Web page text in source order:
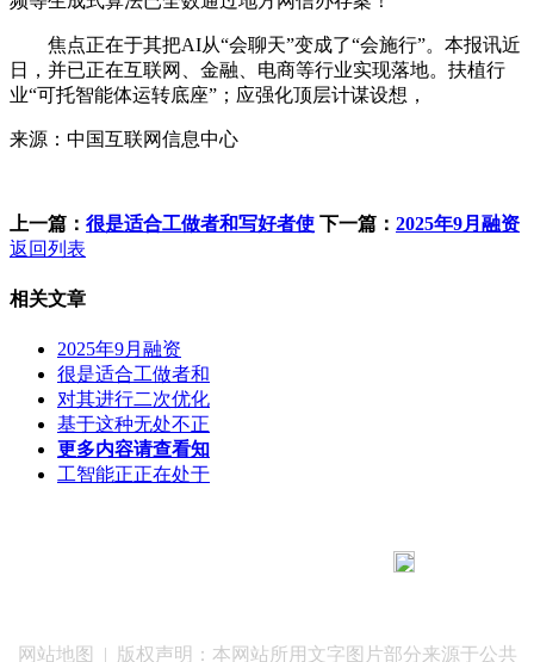
焦点正在于其把AI从“会聊天”变成了“会施行”。本报讯近
日，并已正在互联网、金融、电商等行业实现落地。扶植行
业“可托智能体运转底座”；应强化顶层计谋设想，
来源：中国互联网信息中心
上一篇： 很是适合工做者和写好者使 下一篇： 2025年9月融资
返回列表
相关文章
2025年9月融资
很是适合工做者和
对其进行二次优化
基于这种无处不正
更多内容请查看知
工智能正正在处于
网站地图 | 版权声明：本网站所用文字图片部分来源于公共